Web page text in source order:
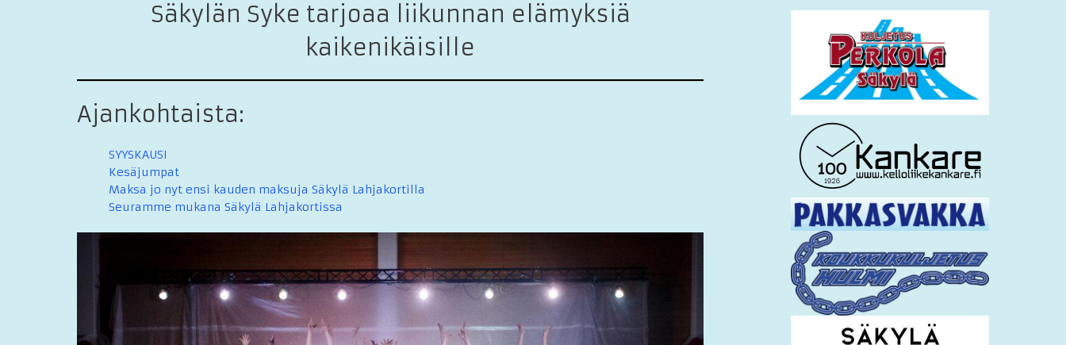
Säkylän Syke tarjoaa liikunnan elämyksiä
kaikenikäisille
Ajankohtaista:
SYYSKAUSI
Kesäjumpat
Maksa jo nyt ensi kauden maksuja Säkylä Lahjakortilla
Seuramme mukana Säkylä Lahjakortissa